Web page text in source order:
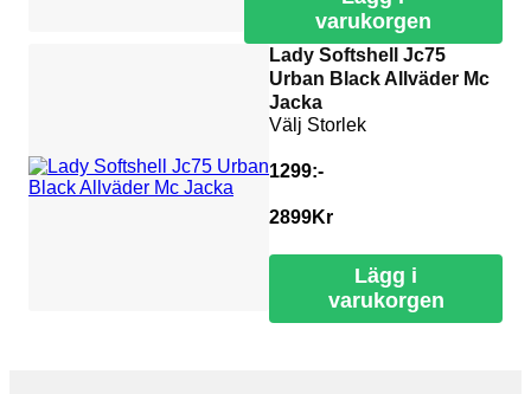
varukorgen
Lady Softshell Jc75
Urban Black Allväder Mc
Jacka
Välj Storlek
1299:-
2899Kr
Lägg i
varukorgen